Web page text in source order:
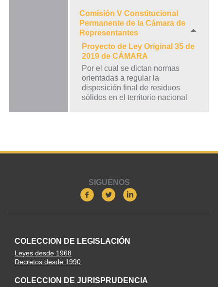
Comisión V Constitucional
Permanente de la Cámara de
Representantes
Proyecto de Ley Original 35 de
2019 de CÁMARA
Por el cual se dictan normas
orientadas a regular la
disposición final de residuos
sólidos en el territorio nacional
SIGUENOS
COLECCION DE LEGISLACIÓN
Leyes desde 1968
Decretos desde 1990
COLECCION DE JURISPRUDENCIA